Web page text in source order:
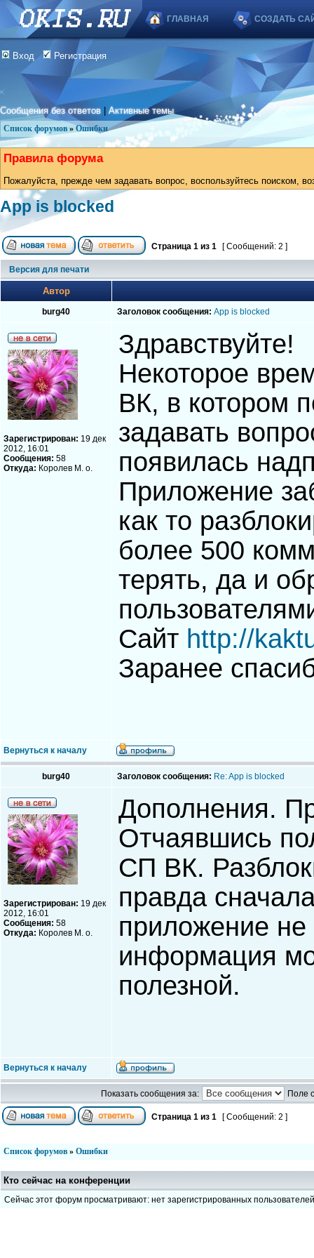
ГЛАВНАЯ СОЗДАТЬ
Вход Регистрация
Сообщения без ответов |Активные темы
Список форумов » Ошибки
Правила форума
Пожалуйста, прежде чем задавать вопрос, воспользуйтесь поиском,
App is blocked
Страница 1 из 1 [ Сообщений: 2 ]
Версия для печати
Автор
burg40 Заголовок сообщения: App is blocked
Зарегистрирован: 19 дек
2012, 16:01
Сообщения: 58
Откуда: Королев М. о.
Здравствуйте!
Некоторое
ВК, в котором
задавать
появилась
Приложение
как то
более 500
терять, да и
Сайт http://
Заранее
Вернуться к началу
burg40 Заголовок сообщения: Re: App is blocked
Зарегистрирован: 19 дек
2012, 16:01
Сообщения: 58
Откуда: Королев М. о.
Дополнения.
Отчаявшись
СП ВК.
правда
приложение
информация
полезной.
Вернуться к началу
Показать сообщения за: Поле
Страница 1 из 1 [ Сообщений: 2 ]
Список форумов » Ошибки
Кто сейчас на конференции
Сейчас этот форум просматривают: нет зарегистрированных пользователей